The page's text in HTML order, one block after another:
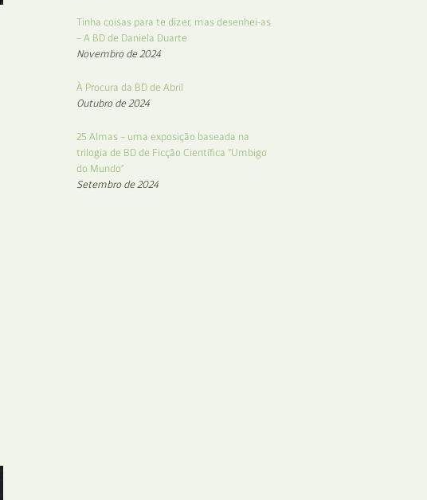
Tinha coisas para te dizer, mas desenhei-as
– A BD de Daniela Duarte
Novembro de 2024
À Procura da BD de Abril
Outubro de 2024
25 Almas – uma exposição baseada na
trilogia de BD de Ficção Científica “Umbigo
do Mundo”
Setembro de 2024